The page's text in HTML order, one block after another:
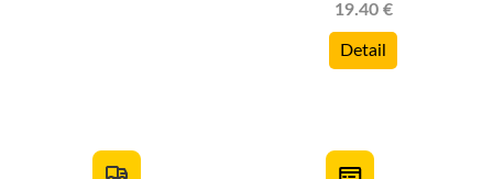
19.40 €
Detail